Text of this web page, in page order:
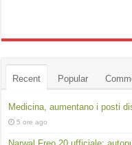
Recent Popular
Medicina, aumentano i posti
5 ore ago